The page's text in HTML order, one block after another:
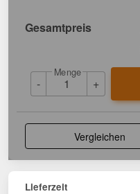
Gesamtpreis
-
Menge
+
Vergleichen
Lieferzeit